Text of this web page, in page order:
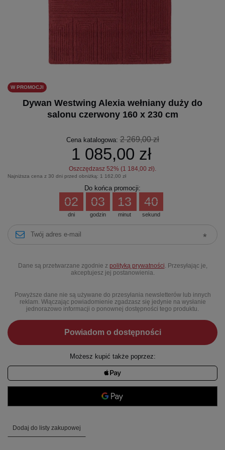
W PROMOCJI
Dywan Westwing Alexia wełniany duży do
salonu czerwony 160 x 230 cm
Cena katalogowa:2 269,00 zł
1 085,00 zł
Oszczędzasz 52% (1 184,00 zł).
Najniższa cena z 30 dni przed obniżką: 1 162,00 zł
Do końca promocji:
dni
02
godzin
03
minut
13
sekund
39
Dane są przetwarzane zgodnie z polityką prywatności . Przesyłając je,
akceptujesz jej postanowienia.
Powyższe dane nie są używane do przesyłania newsletterów lub innych
reklam. Włączając powiadomienie zgadzasz się jedynie na wysłanie
jednorazowo informacji o ponownej dostępności tego produktu.
Powiadom o dostępności
Możesz kupić także poprzez:
Dodaj do listy zakupowej